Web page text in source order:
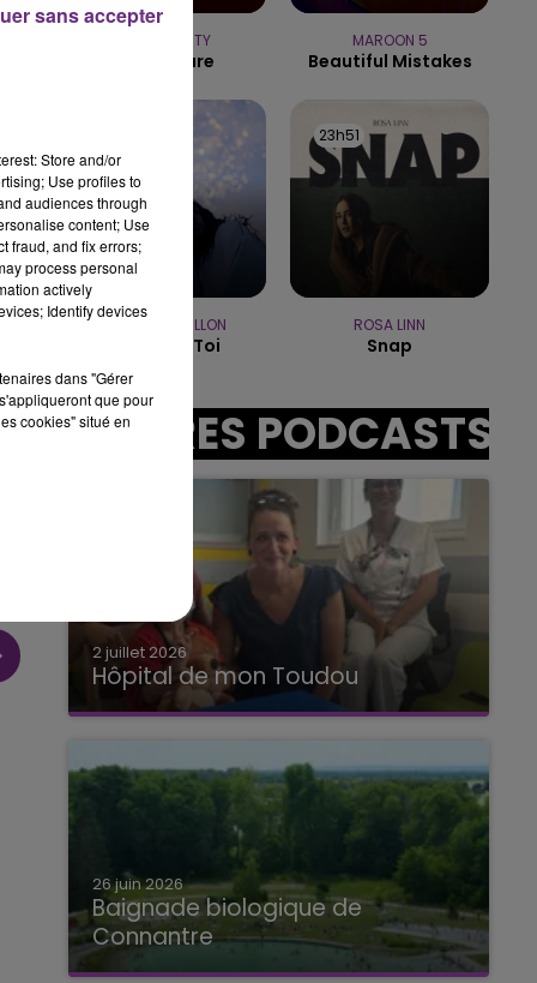
10h00 - 14h00
LE TICKET DE CAISSE
TEMPER CITY
Self Aware
MAROON 5
Beautiful Mistakes
ADELE CASTILLON
Ete Avec Toi
23h51
23h51
ROSA LINN
Snap
AUTRES PODCASTS
2 juillet 2026
Hôpital de mon Toudou
Hôpital de mon Toudou
26 juin 2026
Baignade biologique de
Connantre
Baignade biologique de Connantre
Store and/or
Use profiles to
audiences through
content; Use
fraud, and fix errors;
process personal
actively
Identify devices
dans "Gérer
que pour
cookies" situé en
sans accepter